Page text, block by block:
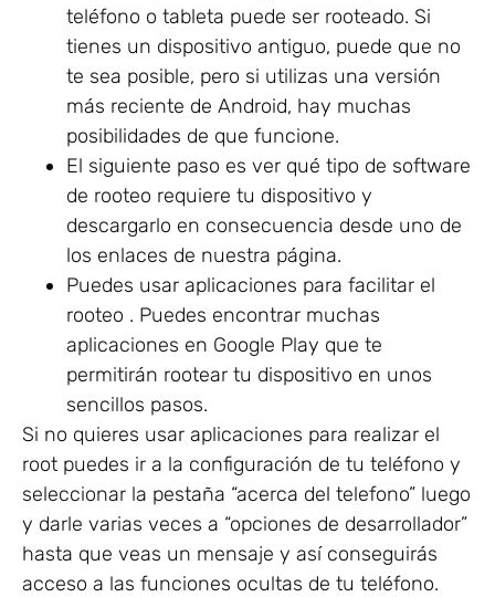
teléfono o tableta puede ser rooteado. Si
tienes un dispositivo antiguo, puede que no
te sea posible, pero si utilizas una versión
más reciente de Android, hay muchas
posibilidades de que funcione.
El siguiente paso es ver qué tipo de software
de rooteo requiere tu dispositivo y
descargarlo en consecuencia desde uno de
los enlaces de nuestra página.
Puedes usar aplicaciones para facilitar el
rooteo . Puedes encontrar muchas
aplicaciones en Google Play que te
permitirán rootear tu dispositivo en unos
sencillos pasos.
Si no quieres usar aplicaciones para realizar el
root puedes ir a la configuración de tu teléfono y
seleccionar la pestaña “acerca del telefono” luego
y darle varias veces a “opciones de desarrollador”
hasta que veas un mensaje y así conseguirás
acceso a las funciones ocultas de tu teléfono.